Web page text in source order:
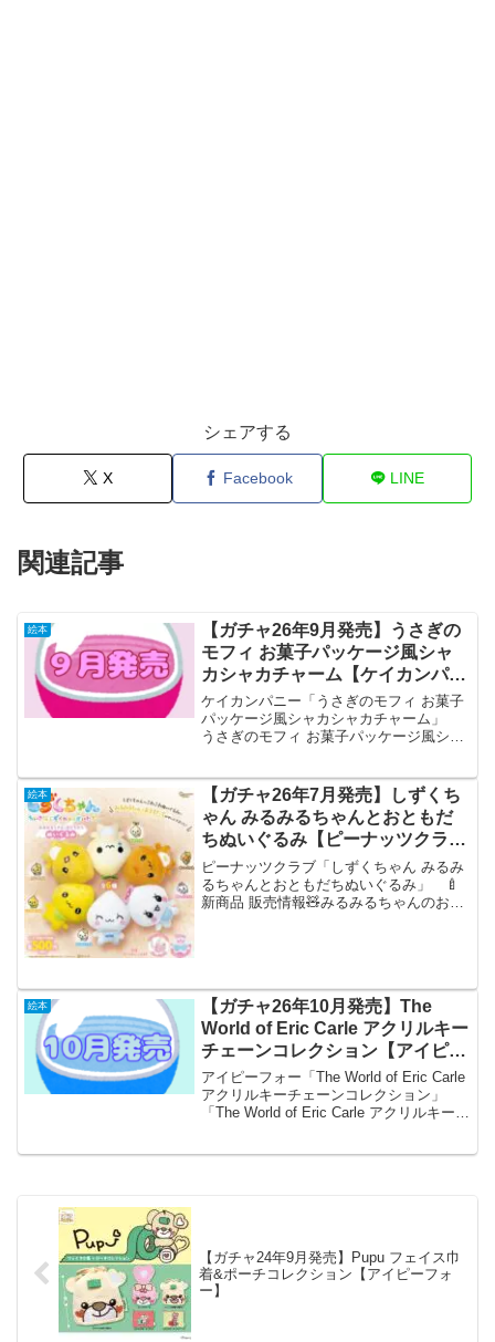
シェアする
X Facebook LINE
関連記事
絵本
【ガチャ26年9月発売】うさぎの
モフィ お菓子パッケージ風シャ
カシャカチャーム【ケイカンパニ
ー】
ケイカンパニー「うさぎのモフィ お菓子
パッケージ風シャカシャカチャーム」
うさぎのモフィ お菓子パッケージ風シャ
フィ お菓子パッケージ風シャカシャカチ
ャーム」...
絵本
【ガチャ26年7月発売】しずくち
ゃん みるみるちゃんとおともだ
ちぬいぐるみ【ピーナッツクラ
ブ】
ピーナッツクラブ「しずくちゃん みるみ
るちゃんとおともだちぬいぐるみ」 🍼
新商品 販売情報🧸みるみるちゃんのお友
絵本
【ガチャ26年10月発売】The
World of Eric Carle アクリルキー
チェーンコレクション【アイピー
フォー】
アイピーフォー「The World of Eric Carle
アクリルキーチェーンコレクション」
「The World of Eric Carle アクリルキーチ
【ガチャ24年9月発売】Pupu フェイス巾
着&ポーチコレクション【アイピーフォ
ー】